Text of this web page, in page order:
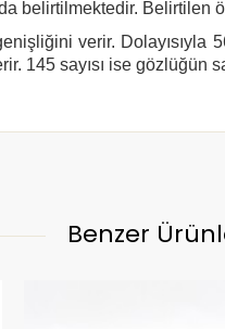
belirtilmektedir.
verir.
145 sayısı ise gözlüğün
Benzer